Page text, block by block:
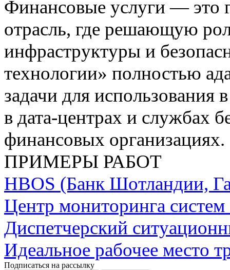
Финансовые услуги — это
отрасль, где решающую
инфраструктуры и
технологии» полностью
задачи для использования
в дата-центрах и службах
финансовых организациях.
ПРИМЕРЫ РАБОТ
HBOS (Банк Шотландии,
Центр мониторинга
Диспетчерский
Идеальное рабочее место
Подписаться на рассылку